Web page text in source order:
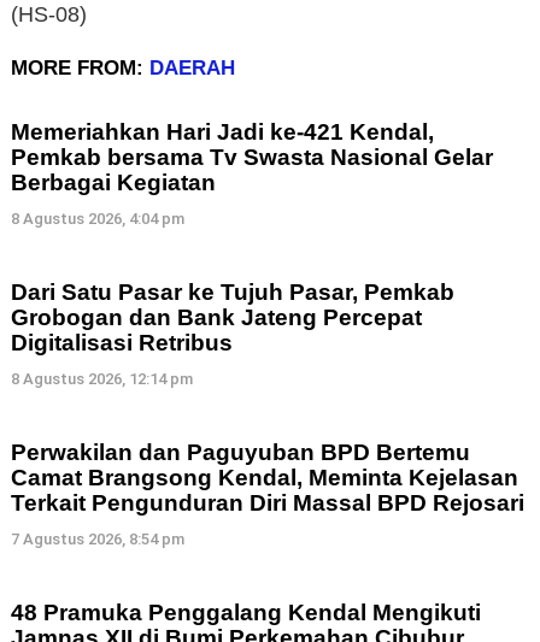
(HS-08)
MORE FROM: DAERAH
Memeriahkan Hari Jadi ke-421 Kendal,
Pemkab bersama Tv Swasta Nasional Gelar
Berbagai Kegiatan
8 Agustus 2026, 4:04 pm
Dari Satu Pasar ke Tujuh Pasar, Pemkab
Grobogan dan Bank Jateng Percepat
Digitalisasi Retribus
8 Agustus 2026, 12:14 pm
Perwakilan dan Paguyuban BPD Bertemu
Camat Brangsong Kendal, Meminta Kejelasan
Terkait Pengunduran Diri Massal BPD Rejosari
7 Agustus 2026, 8:54 pm
48 Pramuka Penggalang Kendal Mengikuti